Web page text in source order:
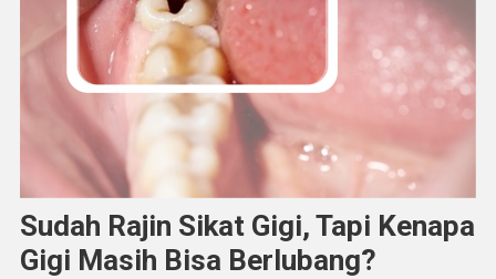
Sudah Rajin Sikat Gigi, Tapi Kenapa
Gigi Masih Bisa Berlubang?